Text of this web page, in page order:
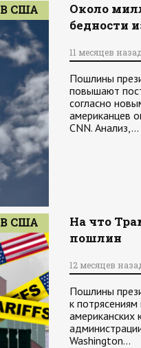
В США
Около
бедности
11 месяцев назад
Пошлины
повышают
согласно
американцев
CNN. Анализ,…
В США
На что
пошлин
12 месяцев
Пошлины
к
американских
Washington…